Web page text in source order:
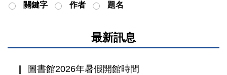
關鍵字 作者 題名
最新訊息
圖書館2026年暑假開館時間